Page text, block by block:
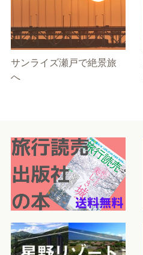
サンライズ瀬戸で絶景旅
へ